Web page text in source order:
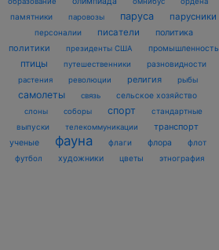
памятники паровозы паруса парусники
персоналии писатели
политика
политики
президенты США промышленность
птицы путешественники разновидности
растения революции религия рыбы
самолеты связь сельское хозяйство
слоны соборы спорт
стандартные
выпуски
телекоммуникации транспорт
ученые фауна флаги флора
флот
футбол
художники цветы этнография